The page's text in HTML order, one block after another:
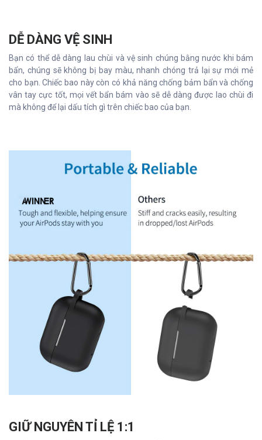
DỄ DÀNG VỆ SINH
Bạn có thể dễ dàng lau chùi và vệ sinh chúng bằng nước khi bám
bẩn, chúng sẽ không bị bay màu, nhanh chóng trả lại sự mới mẻ
cho bạn. Chiếc bao này còn có khả năng chống bảm bẩn và chống
vân tay cực tốt, mọi vết bẩn bám vào sẽ dễ dàng được lao chùi đi
mà không để lại dấu tích gì trên chiếc bao của bạn.
GIỮ NGUYÊN TỈ LỆ 1:1